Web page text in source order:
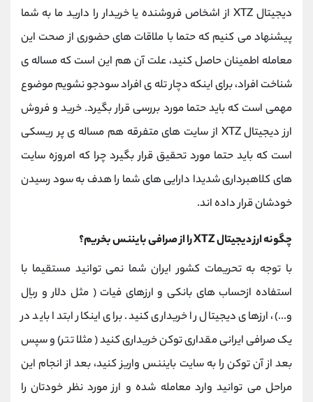
دیجیتال XTZ از اشخاص فروشنده یا خریدار را دارید ما به شما
پیشنهاد می کنیم که حتما با ملاقات های حضوری از صحت این
معامله اطمینان حاصل کنید، علت آن هم این است که مساله ی
شناخت افراد، برای اینکه دچار تله ی افراد سودجو نشویم موضوع
مهمی است که باید حتما مورد بررسی قرار بگیرد. خرید و فروش
ارز دیجیتال XTZ از سایت های متفرقه هم مساله ی پر ریسکی
است که باید حتما مورد تحقیق قرار بگیرد چرا که امروزه سایت
های کلاهبرداری شدیدا دارایی های شما را هدف به سود رسیدن
خودشان قرار داده اند.
چگونه ارز دیجیتال XTZ را از صرافی بایننس بخریم؟
با توجه به تحریمات کشور ایران شما نمی توانید مستقیما با
استفاده ازحساب های بانکی و ارزهای فیات ( مثل دلار و ریال
و...)، ارزهای دیجیتال را خریداری کنید. برای اینکار ابتدا باید در
یک صرافی ایرانی مقداری توکن خریداری کنید ( مثلا تتر) و سپس
بعد از آن توکن را به سایت بایننس واریز کنید، بعد از انجام این
مراحل می توانید وارد معامله شده و ارز مورد نظر خودتان را